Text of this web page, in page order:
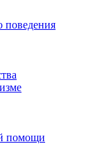
поведения
помощи